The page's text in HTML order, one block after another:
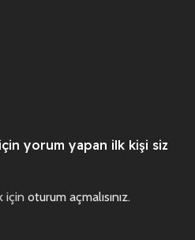
yorum yapan ilk kişi siz
için oturum açmalısınız.